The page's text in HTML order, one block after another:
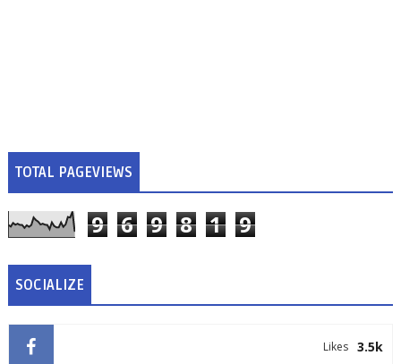
TOTAL PAGEVIEWS
9 6 9 8 1 9
SOCIALIZE
3.5k
Likes